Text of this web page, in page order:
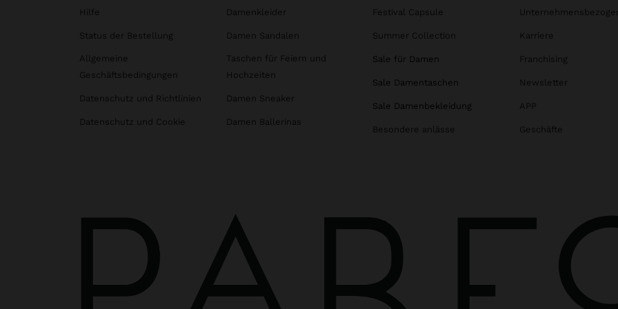
Hilfe
Status der Bestellung
Allgemeine
Geschäftsbedingungen
Datenschutz und Richtlinien
Datenschutz und Cookie
Damenkleider
Damen Sandalen
Taschen für Feiern und
Hochzeiten
Damen Sneaker
Damen Ballerinas
Festival Capsule
Summer Collection
Sale für Damen
Sale Damentaschen
Sale Damenbekleidung
Besondere anlässe
Karriere
Franchising
Newsletter
APP
Geschäfte